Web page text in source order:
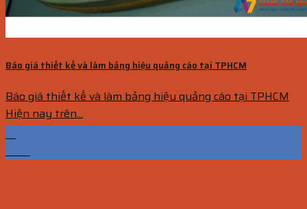
Báo giá thiết kế và làm bảng hiệu quảng cáo tại TPHCM
Báo giá thiết kế và làm bảng hiệu quảng cáo tại TPHCM
Hiện nay trên...